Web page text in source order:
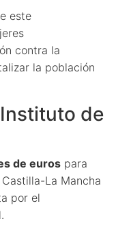
este
contra la
la población
de
de euros para
La Mancha
por el